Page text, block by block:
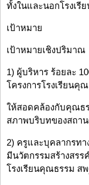
ทั้งในและนอกโรงเรี
เป้าหมาย
เป้าหมายเชิงปริมาณ
1) ผู้บริหาร ร้อยละ
โครงการโรงเรียนคุ
ให้สอดคล้องกับคุณธ
สภาพบริบทของสถา
2) ครูและบุคลากรท
มีนวัตกรรมสร้างสร
โรงเรียนคุณธรรม สพ